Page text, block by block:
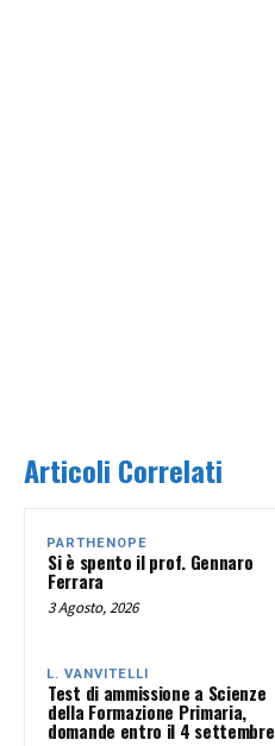
Articoli Correlati
PARTHENOPE
Si è spento il prof. Gennaro
Ferrara
3 Agosto, 2026
L. VANVITELLI
Test di ammissione a Scienze
della Formazione Primaria,
domande entro il 4 settembre